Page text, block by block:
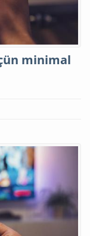
minimal